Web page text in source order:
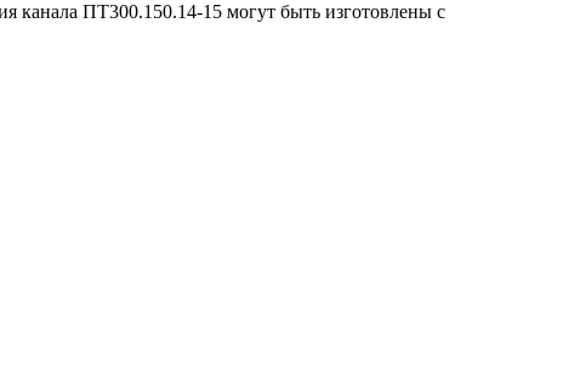
ПТ300.150.14-15 могут быть изготовлены с